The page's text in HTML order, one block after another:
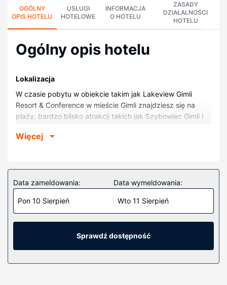
OGÓLNY
OPIS HOTELU
USŁUGI
HOTELOWE
INFORMACJA
O HOTELU
ZASADY
DZIAŁALNOŚCI
HOTELU
Ogólny opis hotelu
Lokalizacja
W czasie pobytu w obiekcie takim jak Lakeview Gimli
Resort & Conference w mieście Gimli znajdziesz się na
plaży, bardzo blisko atrakcji takich jak Szybowiec Gimli i
(przy plaży) znajduje się 0,1 km od atrakcji takiej jak
Poczuj się jak w domu w 95 klimatyzowanych pokojach,
których wyposażenie to lodówka i telewizor
płaskoekranowy. Do pokoju przylega balkon lub patio.
Bezpłatny bezprzewodowy dostęp do internetu zapewni
łączność ze światem, a telewizja kablowa i odtwarzacz
Więcej
Data zameldowania:
Pon 10 Sierpień
Data wymeldowania:
Wto 11 Sierpień
Sprawdź dostępność